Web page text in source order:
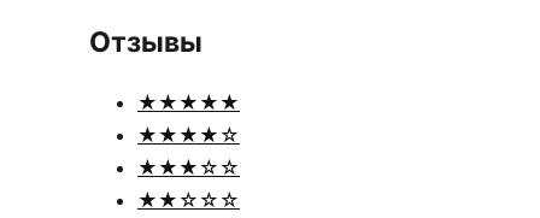
Отзывы
★★★★★
★★★★☆
★★★☆☆
★★☆☆☆